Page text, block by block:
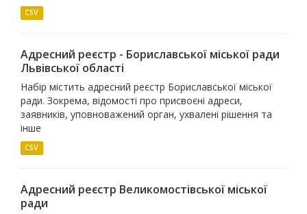
CSV
Адресний реєстр - Бориславської міської ради
Львівської області
Набір містить адресний реєстр Бориславської міської
ради. Зокрема, відомості про присвоєні адреси,
заявників, уповноважений орган, ухвалені рішення та
інше
CSV
Адресний реєстр Великомостівської міської
ради